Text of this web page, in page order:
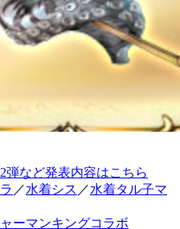
弾など発表内容はこちら
／水着シス ／水着タル子マ
ーマンキングコラボ